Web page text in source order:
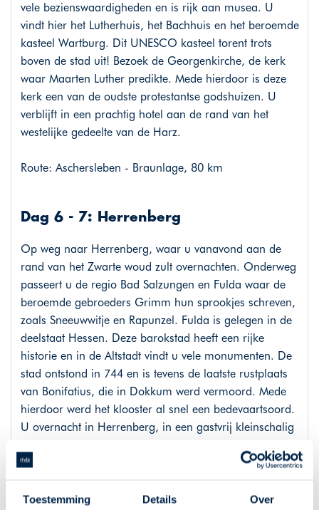
Toestemming Details Over
vele bezienswaardigheden en is rijk aan musea. U
vindt hier het Lutherhuis, het Bachhuis en het beroemde
kasteel Wartburg. Dit UNESCO kasteel torent trots
boven de stad uit! Bezoek de Georgenkirche, de kerk
waar Maarten Luther predikte. Mede hierdoor is deze
kerk een van de oudste protestantse godshuizen. U
verblijft in een prachtig hotel aan de rand van het
westelijke gedeelte van de Harz.
Route: Aschersleben - Braunlage, 80 km
Dag 6 - 7: Herrenberg
Op weg naar Herrenberg, waar u vanavond aan de
rand van het Zwarte woud zult overnachten. Onderweg
passeert u de regio Bad Salzungen en Fulda waar de
beroemde gebroeders Grimm hun sprookjes schreven,
zoals Sneeuwwitje en Rapunzel. Fulda is gelegen in de
deelstaat Hessen. Deze barokstad heeft een rijke
historie en in de Altstadt vindt u vele monumenten. De
stad ontstond in 744 en is tevens de laatste rustplaats
van Bonifatius, die in Dokkum werd vermoord. Mede
hierdoor werd het klooster al snel een bedevaartsoord.
U overnacht in Herrenberg, in een gastvrij kleinschalig